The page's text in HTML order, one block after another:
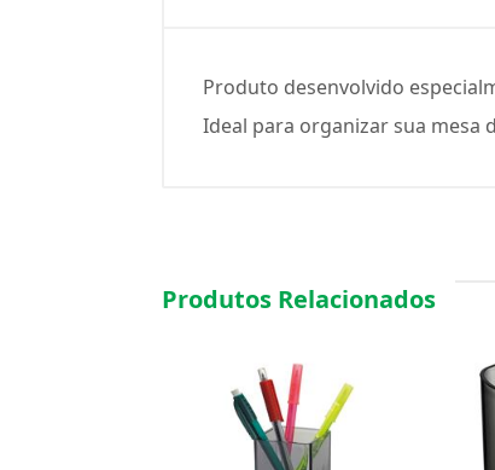
Produto desenvolvido
Ideal para organizar sua mesa
Produtos Relacionados